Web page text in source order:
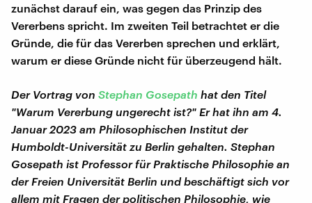
zunächst darauf ein, was gegen das Prinzip des
Vererbens spricht. Im zweiten Teil betrachtet er die
Gründe, die für das Vererben sprechen und erklärt,
warum er diese Gründe nicht für überzeugend hält.
Der Vortrag von Stephan Gosepath hat den Titel
"Warum Vererbung ungerecht ist?" Er hat ihn am 4.
Januar 2023 am Philosophischen Institut der
Humboldt-Universität zu Berlin gehalten. Stephan
Gosepath ist Professor für Praktische Philosophie an
der Freien Universität Berlin und beschäftigt sich vor
allem mit Fragen der politischen Philosophie, wie